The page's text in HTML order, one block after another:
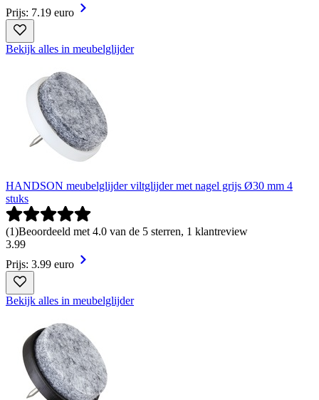
Prijs: 7.19 euro
Bekijk alles in meubelglijder
HANDSON meubelglijder viltglijder met nagel grijs Ø30 mm 4
stuks
(1)Beoordeeld met 4.0 van de 5 sterren, 1 klantreview
3.99
Prijs: 3.99 euro
Bekijk alles in meubelglijder